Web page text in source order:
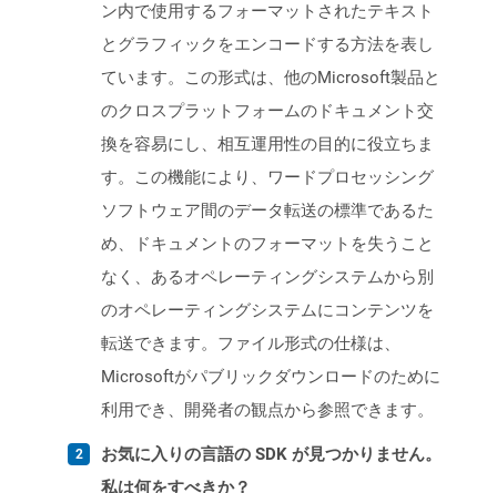
ン内で使用するフォーマットされたテキスト
とグラフィックをエンコードする方法を表し
ています。この形式は、他のMicrosoft製品と
のクロスプラットフォームのドキュメント交
換を容易にし、相互運用性の目的に役立ちま
す。この機能により、ワードプロセッシング
ソフトウェア間のデータ転送の標準であるた
め、ドキュメントのフォーマットを失うこと
なく、あるオペレーティングシステムから別
のオペレーティングシステムにコンテンツを
転送できます。ファイル形式の仕様は、
Microsoftがパブリックダウンロードのために
利用でき、開発者の観点から参照できます。
お気に入りの言語の SDK が見つかりません。
私は何をすべきか？